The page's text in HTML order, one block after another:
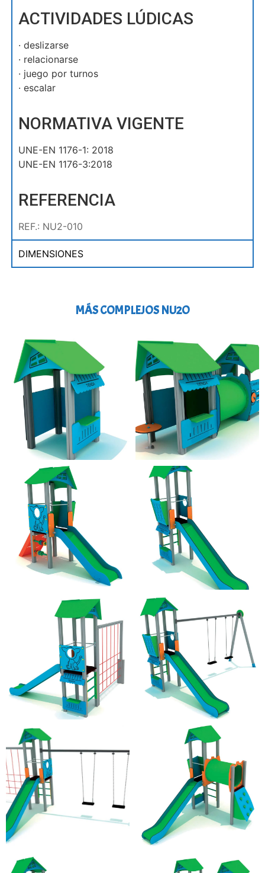
ACTIVIDADES LÚDICAS
· deslizarse
· relacionarse
· juego por turnos
· escalar
NORMATIVA VIGENTE
UNE-EN 1176-1: 2018
UNE-EN 1176-3:2018
REFERENCIA
REF.: NU2-010
DIMENSIONES
MÁS COMPLEJOS NU2O